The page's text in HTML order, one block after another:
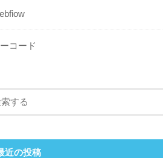
ーコード
近の投稿